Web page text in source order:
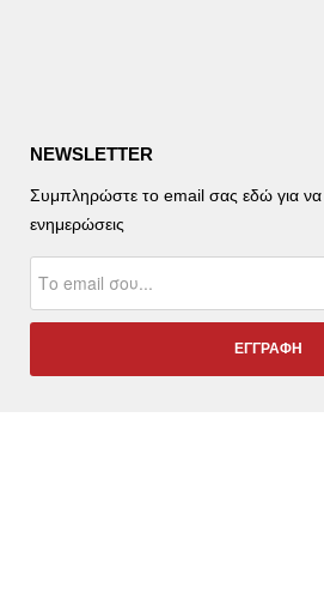
NEWSLETTER
Συμπληρώστε το email σας εδώ για να
ενημερώσεις